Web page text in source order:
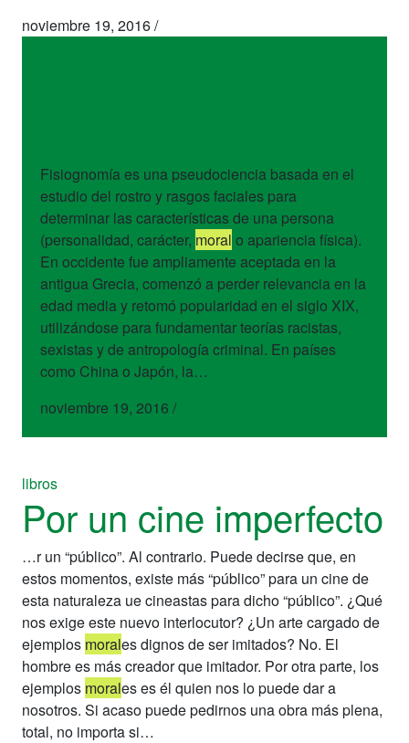
noviembre 19, 2016/
Fisiognomía es una pseudociencia basada en el
estudio del rostro y rasgos faciales para
determinar las características de una persona
(personalidad, carácter, moral o apariencia física).
En occidente fue ampliamente aceptada en la
antigua Grecia, comenzó a perder relevancia en la
edad media y retomó popularidad en el siglo XIX,
utilizándose para fundamentar teorías racistas,
sexistas y de antropología criminal. En países
como China o Japón, la…
noviembre 19, 2016 /
libros
Por un cine imperfecto
…r un “público”. Al contrario. Puede decirse que, en
estos momentos, existe más “público” para un cine de
esta naturaleza ue cineastas para dicho “público”. ¿Qué
nos exige este nuevo interlocutor? ¿Un arte cargado de
ejemplos morales dignos de ser imitados? No. El
hombre es más creador que imitador. Por otra parte, los
ejemplos morales es él quien nos lo puede dar a
nosotros. Si acaso puede pedirnos una obra más plena,
total, no importa si…